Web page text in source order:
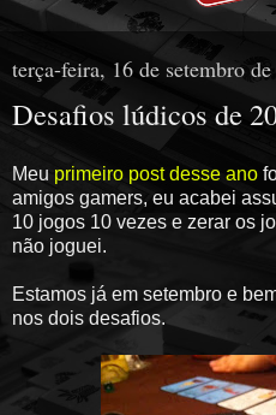
terça-feira, 16 de setembro
Desafios lúdicos de
Meu primeiro post desse ano
amigos gamers, eu acabei
10 jogos 10 vezes e zerar os
não joguei.
Estamos já em setembro e
nos dois desafios.